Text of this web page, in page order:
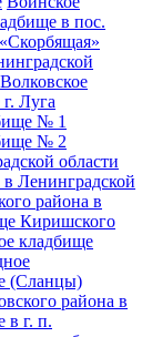
в пос.
Волковское
Луга
№ 1
№ 2
области
Ленинградской
района в
Киришского
кладбище
(Сланцы)
района в
в г. п.